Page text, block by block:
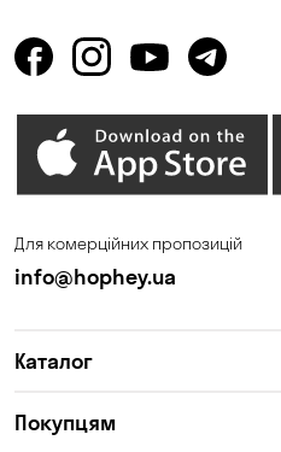
Для комерційних пропозицій
info@hophey.ua
Каталог
Покупцям